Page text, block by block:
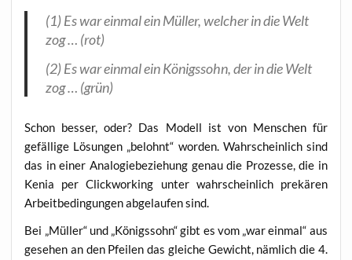
(1) Es war ein­mal ein Mül­ler, wel­cher in die Welt
zog … (rot)
(2) Es war ein­mal ein Königs­sohn, der in die Welt
zog … (grün)
Schon bes­ser, oder? Das Modell ist von Men­schen für
gefäl­li­ge Lösun­gen „belohnt“ wor­den. Wahr­schein­lich sind
das in einer Ana­lo­gie­be­zie­hung genau die Pro­zes­se, die in
Kenia per Click­wor­king unter wahr­schein­lich pre­kä­ren
Arbeit­be­din­gun­gen abge­lau­fen sind.
Bei „Mül­ler“ und „Königs­sohn“ gibt es vom „war ein­mal“ aus
gese­hen an den Pfei­len das glei­che Gewicht, näm­lich die 4.